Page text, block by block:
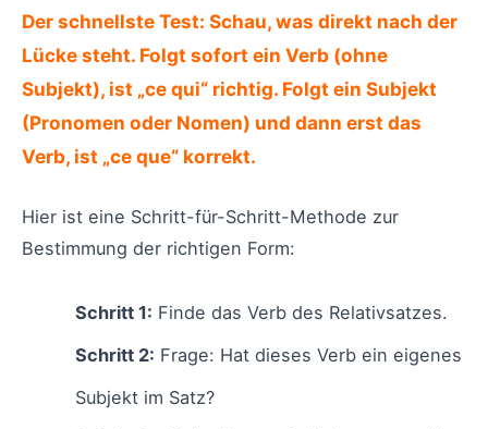
Der schnellste Test: Schau, was direkt nach der
Lücke steht. Folgt sofort ein Verb (ohne
Subjekt), ist „ce qui“ richtig. Folgt ein Subjekt
(Pronomen oder Nomen) und dann erst das
Verb, ist „ce que“ korrekt.
Hier ist eine Schritt-für-Schritt-Methode zur
Bestimmung der richtigen Form:
Schritt 1: Finde das Verb des Relativsatzes.
Schritt 2: Frage: Hat dieses Verb ein eigenes
Subjekt im Satz?